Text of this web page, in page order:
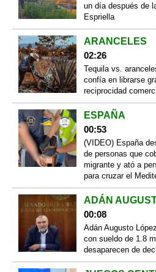
un día después de
Espriella
ARANCELES
02:26
Tequila vs.
confía en librarse
reciprocidad
ESPAÑA
00:53
(VIDEO) España
de personas que
migrante y ató a
para cruzar el
ADÁN
00:08
Adán Augusto
con sueldo de 1.8
desaparecen de